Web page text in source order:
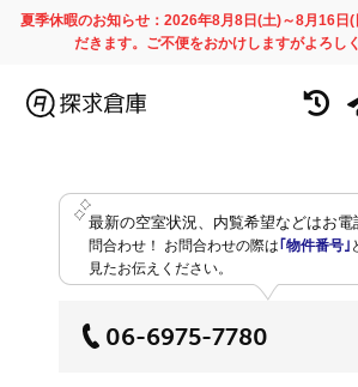
夏季休暇のお知らせ：2026年8月8日(土)～8月16日
だきます。ご不便をおかけしますがよろし
最新の空室状況、内覧希望などはお電
問合わせ！ お問合わせの際は ｢物件番号｣
見たお伝えください。
06-6975-7780